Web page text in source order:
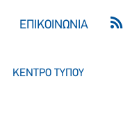
ΕΠΙΚΟΙΝΩΝΙΑ
ΚΕΝΤΡΟ ΤΥΠΟΥ